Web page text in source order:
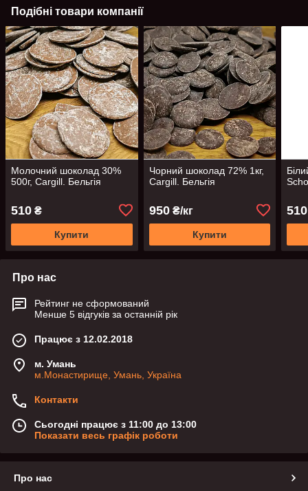
Подібні товари компанії
Молочний шоколад 30%
500г, Cargill. Бельгія
510 ₴
Купити
Чорний шоколад 72% 1кг,
Cargill. Бельгія
950₴/кг
Купити
510
Про нас
Рейтинг не сформований
Менше 5 відгуків за останній рік
Працює з 12.02.2018
м. Умань
м.Монастирище, Умань, Україна
Контакти
Сьогодні працює з 11:00 до 13:00
Показати весь графік роботи
Про нас